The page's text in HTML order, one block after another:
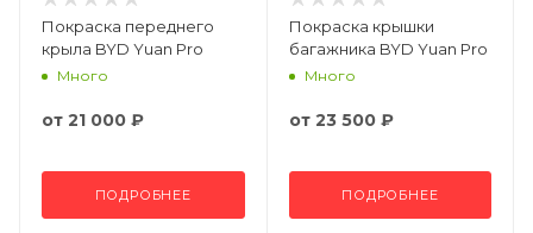
Покраска переднего
крыла BYD Yuan Pro
Много
от 21 000 ₽
ПОДРОБНЕЕ
Покраска крышки
багажника BYD Yuan Pro
Много
от 23 500 ₽
ПОДРОБНЕЕ